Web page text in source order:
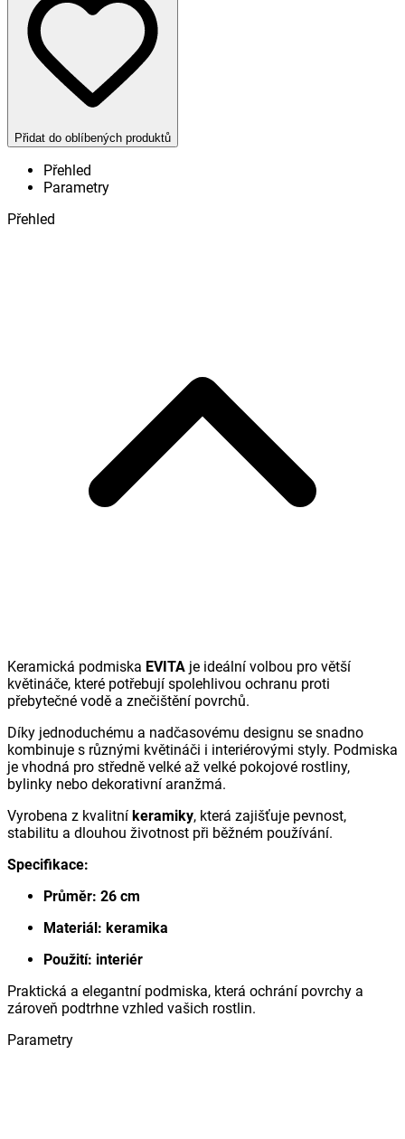
Přidat do oblíbených produktů
Přehled
Parametry
Přehled
Keramická podmiska EVITA je ideální volbou pro větší
květináče, které potřebují spolehlivou ochranu proti
přebytečné vodě a znečištění povrchů.
Díky jednoduchému a nadčasovému designu se snadno
kombinuje s různými květináči i interiérovými styly. Podmiska
je vhodná pro středně velké až velké pokojové rostliny,
bylinky nebo dekorativní aranžmá.
Vyrobena z kvalitní keramiky, která zajišťuje pevnost,
stabilitu a dlouhou životnost při běžném používání.
Specifikace:
Průměr: 26 cm
Materiál: keramika
Použití: interiér
Praktická a elegantní podmiska, která ochrání povrchy a
zároveň podtrhne vzhled vašich rostlin.
Parametry